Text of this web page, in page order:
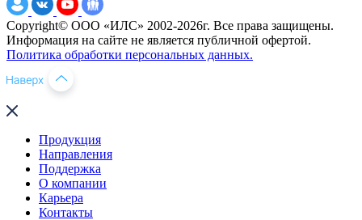
Copyright© ООО «ИЛС» 2002-2026г. Все права защищены.
Информация на сайте не является публичной офертой.
Политика обработки персональных данных.
Продукция
Направления
Поддержка
О компании
Карьера
Контакты